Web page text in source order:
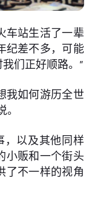
车站生活了一辈
纪差不多，可能
们正好顺路。”
我如何游历全世
，以及其他同样
小贩和一个街头
了不一样的视角